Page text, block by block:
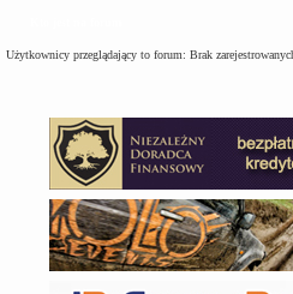
Użytkownicy przeglądający to forum: Brak